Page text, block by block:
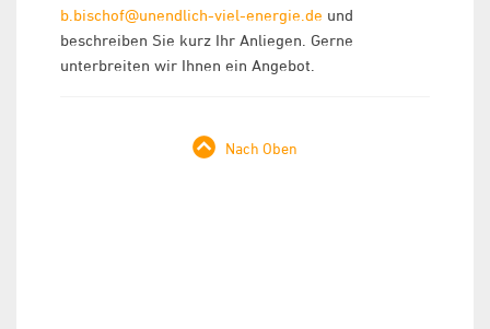
b.bischof@unendlich-viel-energie.de und
beschreiben Sie kurz Ihr Anliegen. Gerne
unterbreiten wir Ihnen ein Angebot.
Nach Oben